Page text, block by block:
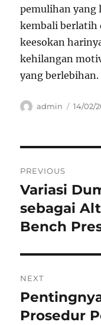
pemulihan yang
kembali berlatih
keesokan
kehilangan
yang berlebihan.
Author
admin
Posted
14/02/
pos
PREVIOUS
Previous
post:
Variasi
sebagai
Bench
NEXT
Next
post:
Prosedur